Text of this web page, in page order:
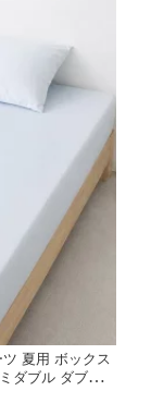
夏用 ボックス
ダブル ダブル
冷感寝具 快適